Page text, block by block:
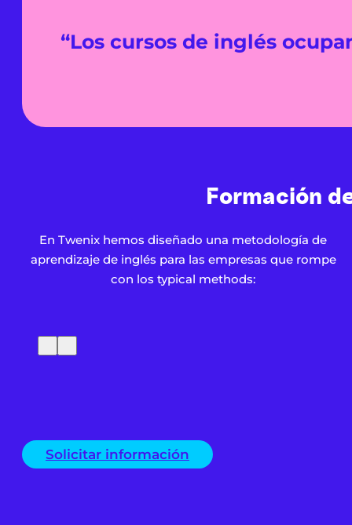
“Los cursos de inglés
Formación
En Twenix hemos diseñado una metodología de
aprendizaje de inglés para las empresas que rompe
con los typical methods:
Solicitar información